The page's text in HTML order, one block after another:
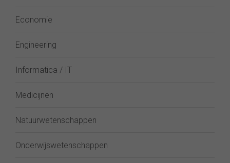
Economie
Engineering
Informatica / IT
Medicijnen
Natuurwetenschappen
Onderwijswetenschappen